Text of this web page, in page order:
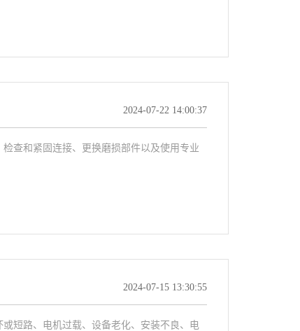
2024-07-22 14:00:37
查和紧固连接、更换磨损部件以及使用专业
2024-07-15 13:30:55
短路、电机过载、设备老化、安装不良、电